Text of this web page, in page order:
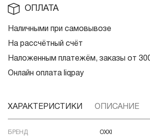
ОПЛАТА
Наличными при самовывозе
На рассчётный счёт
Наложенным платежём, заказы от 300
Онлайн оплата liqpay
ХАРАКТЕРИСТИКИ ОПИСАНИЕ
БРЕНД OXXI